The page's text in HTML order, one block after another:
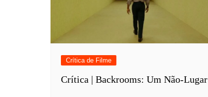
Crítica de Filme
Crítica | Backrooms: Um Não-Lugar